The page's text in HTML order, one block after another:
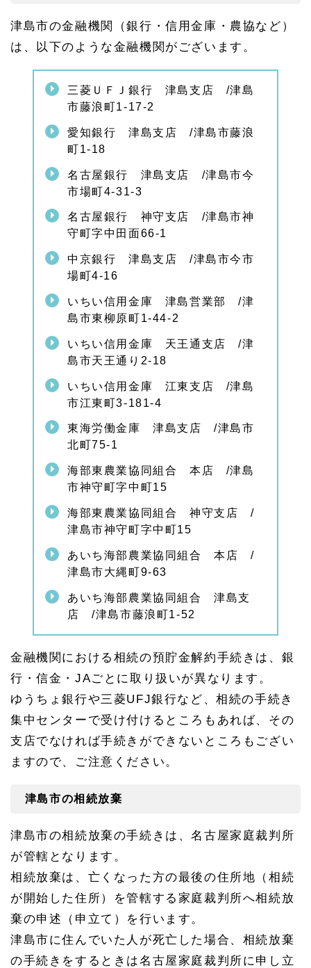
1
0
市の
相続
手続
ペー
津島市の金融機関（銀行・信用金庫・農協など）
は、以下のような金融機関がございます。
三菱ＵＦＪ銀行 津島支店 /津島
市藤浪町1-17-2
愛知銀行 津島支店 /津島市藤浪
町1-18
名古屋銀行 津島支店 /津島市今
市場町4-31-3
名古屋銀行 神守支店 /津島市神
守町字中田面66-1
中京銀行 津島支店 /津島市今市
場町4-16
いちい信用金庫 津島営業部 /津
島市東柳原町1-44-2
いちい信用金庫 天王通支店 /津
島市天王通り2-18
いちい信用金庫 江東支店 /津島
市江東町3-181-4
東海労働金庫 津島支店 /津島市
北町75-1
海部東農業協同組合 本店 /津島
市神守町字中町15
海部東農業協同組合 神守支店 /
津島市神守町字中町15
あいち海部農業協同組合 本店 /
津島市大縄町9-63
あいち海部農業協同組合 津島支
店 /津島市藤浪町1-52
金融機関における相続の預貯金解約手続きは、銀
行・信金・JAごとに取り扱いが異なります。
ゆうちょ銀行や三菱UFJ銀行など、相続の手続き
集中センターで受け付けるところもあれば、その
支店でなければ手続きができないところもござい
ますので、ご注意ください。
津島市の相続放棄
津島市の相続放棄の手続きは、名古屋家庭裁判所
が管轄となります。
相続放棄は、亡くなった方の最後の住所地（相続
が開始した住所）を管轄する家庭裁判所へ相続放
棄の申述（申立て）を行います。
津島市に住んでいた人が死亡した場合、相続放棄
の手続きをするときは名古屋家庭裁判所に申し立